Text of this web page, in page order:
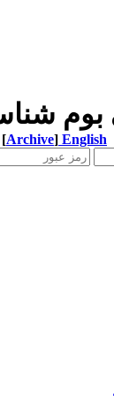
English
[Archive]